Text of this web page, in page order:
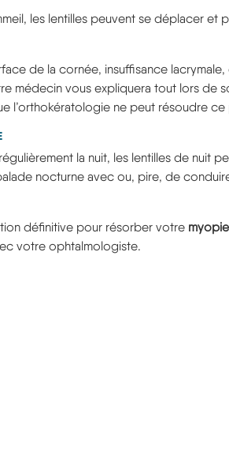
les lentilles peuvent se déplacer et
de la cornée, insuffisance
médecin vous expliquera tout lors de
l’orthokératologie ne peut résoudre
la nuit, les lentilles de nuit
nocturne avec ou, pire, de
définitive pour résorber votre myopie
votre ophtalmologiste.